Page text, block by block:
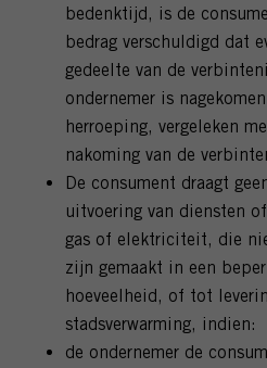
bedenktijd, is de
bedrag verschuldigd dat
gedeelte van de
ondernemer is
herroeping, vergeleken
nakoming van de
De consument draagt
uitvoering van diensten
gas of elektriciteit, die
zijn gemaakt in een
hoeveelheid, of tot
stadsverwarming, indien:
de ondernemer de